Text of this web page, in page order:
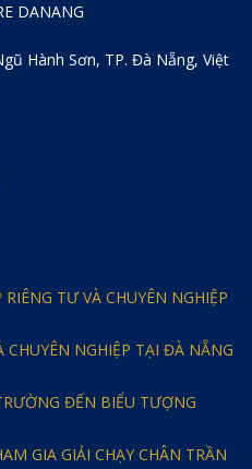
DANANG
Hành Sơn, TP. Đà Nẵng, Việt
TƯ VÀ CHUYÊN NGHIỆP
NGHIỆP TẠI ĐÀ NẴNG
ĐẾN BIỂU TƯỢNG
GIA GIẢI CHẠY CHÂN TRẦN